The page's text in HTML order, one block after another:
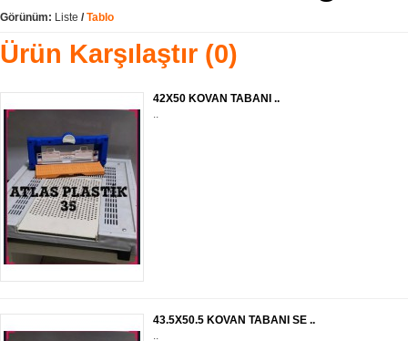
Görünüm: Liste / Tablo
Ürün Karşılaştır (0)
42X50 KOVAN TABANI ..
..
43.5X50.5 KOVAN TABANI SE ..
..